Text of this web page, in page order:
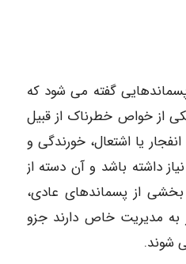
گفته می شود که
از خواص خطرناک از قبیل
یا اشتعال، خورندگی و
داشته باشد و آن دسته از
از پسماندهای عادی،
به مدیریت خاص دارند جزو
شوند.